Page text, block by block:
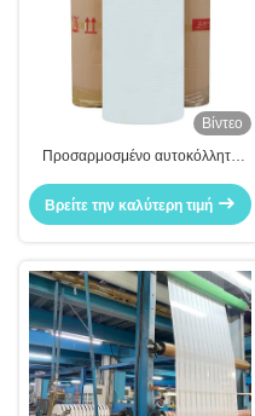
Βίντεο
Προσαρμοσμένο αυτοκόλλητο
Roll Factory Προσαρμοσμένο
Βρείτε την καλύτερη τιμή